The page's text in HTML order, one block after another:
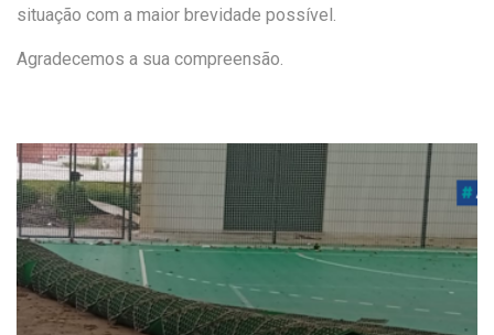
situação com a maior brevidade possível.
Agradecemos a sua compreensão.